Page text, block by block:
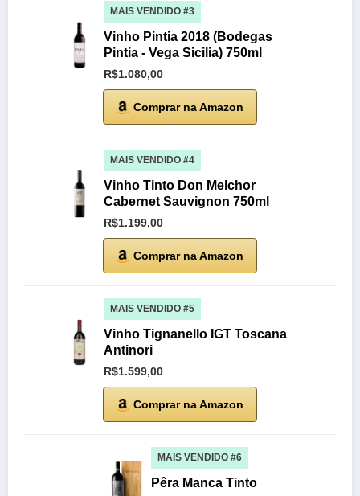
MAIS VENDIDO #3
Vinho Pintia 2018 (Bodegas
Pintia - Vega Sicilia) 750ml
R$1.080,00
Comprar na Amazon
MAIS VENDIDO #4
Vinho Tinto Don Melchor
Cabernet Sauvignon 750ml
R$1.199,00
Comprar na Amazon
MAIS VENDIDO #5
Vinho Tignanello IGT Toscana
Antinori
R$1.599,00
Comprar na Amazon
MAIS VENDIDO #6
Pêra Manca Tinto